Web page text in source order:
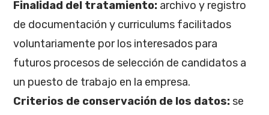
Finalidad del tratamiento: archivo y registro
de documentación y curriculums facilitados
voluntariamente por los interesados para
futuros procesos de selección de candidatos a
un puesto de trabajo en la empresa.
Criterios de conservación de los datos:se